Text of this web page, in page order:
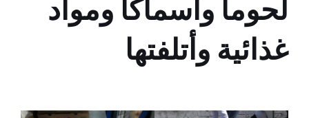
لحوما واسماكا ومواد
غذائية وأتلفتها